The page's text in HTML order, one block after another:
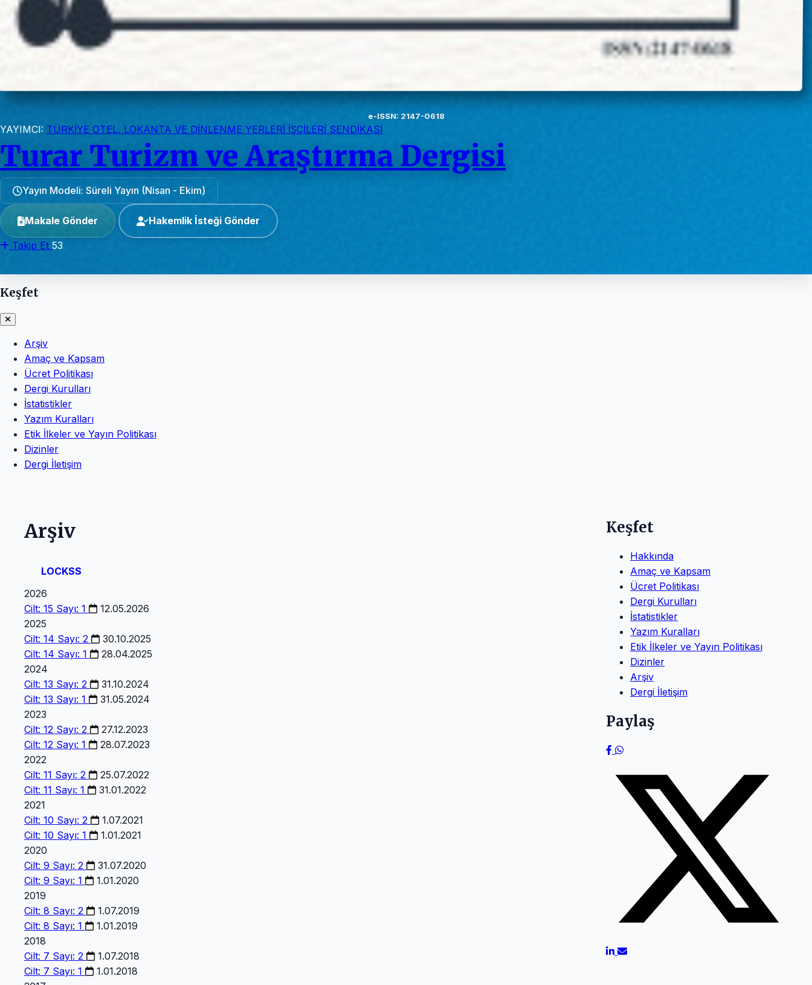
e-ISSN: 2147-0618
YAYIMCI: TÜRKİYE OTEL, LOKANTA VE DİNLENME YERLERİ İŞÇİLERİ SENDİKASI
Turar Turizm ve Araştırma Dergisi
Yayın Modeli: Süreli Yayın (Nisan - Ekim)
Makale Gönder Hakemlik İsteği Gönder
Takip Et 53
Keşfet
Arşiv
Amaç ve Kapsam
Ücret Politikası
Dergi Kurulları
İstatistikler
Yazım Kuralları
Etik İlkeler ve Yayın Politikası
Dizinler
Dergi İletişim
Arşiv
LOCKSS
2026
Cilt: 15 Sayı: 1
12.05.2026
2025
Cilt: 14 Sayı: 2
30.10.2025
Cilt: 14 Sayı: 1
28.04.2025
2024
Cilt: 13 Sayı: 2
31.10.2024
Cilt: 13 Sayı: 1
31.05.2024
2023
Cilt: 12 Sayı: 2
27.12.2023
Cilt: 12 Sayı: 1
28.07.2023
2022
Cilt: 11 Sayı: 2
25.07.2022
Cilt: 11 Sayı: 1
31.01.2022
2021
Cilt: 10 Sayı: 2
1.07.2021
Cilt: 10 Sayı: 1
1.01.2021
2020
Cilt: 9 Sayı: 2
31.07.2020
Cilt: 9 Sayı: 1
1.01.2020
2019
Cilt: 8 Sayı: 2
1.07.2019
Cilt: 8 Sayı: 1
1.01.2019
2018
Cilt: 7 Sayı: 2
1.07.2018
Cilt: 7 Sayı: 1
1.01.2018
Keşfet
Hakkında
Amaç ve Kapsam
Ücret Politikası
Dergi Kurulları
İstatistikler
Yazım Kuralları
Etik İlkeler ve Yayın Politikası
Dizinler
Arşiv
Dergi İletişim
Paylaş